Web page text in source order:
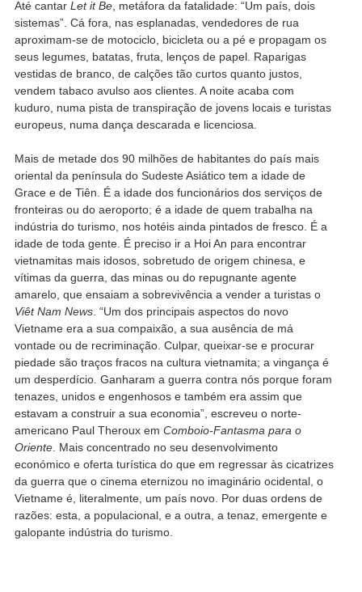
Até cantar Let it Be, metáfora da fatalidade: “Um país, dois
sistemas”. Cá fora, nas esplanadas, vendedores de rua
aproximam-se de motociclo, bicicleta ou a pé e propagam os
seus legumes, batatas, fruta, lenços de papel. Raparigas
vestidas de branco, de calções tão curtos quanto justos,
vendem tabaco avulso aos clientes. A noite acaba com
kuduro, numa pista de transpiração de jovens locais e turistas
europeus, numa dança descarada e licenciosa.
Mais de metade dos 90 milhões de habitantes do país mais
oriental da península do Sudeste Asiático tem a idade de
Grace e de Tiên. É a idade dos funcionários dos serviços de
fronteiras ou do aeroporto; é a idade de quem trabalha na
indústria do turismo, nos hotéis ainda pintados de fresco. É a
idade de toda gente. É preciso ir a Hoi An para encontrar
vietnamitas mais idosos, sobretudo de origem chinesa, e
vítimas da guerra, das minas ou do repugnante agente
amarelo, que ensaiam a sobrevivência a vender a turistas o
Viêt Nam News. “Um dos principais aspectos do novo
Vietname era a sua compaixão, a sua ausência de má
vontade ou de recriminação. Culpar, queixar-se e procurar
piedade são traços fracos na cultura vietnamita; a vingança é
um desperdício. Ganharam a guerra contra nós porque foram
tenazes, unidos e engenhosos e também era assim que
estavam a construir a sua economia”, escreveu o norte-
americano Paul Theroux em Comboio-Fantasma para o
Oriente. Mais concentrado no seu desenvolvimento
económico e oferta turística do que em regressar às cicatrizes
da guerra que o cinema eternizou no imaginário ocidental, o
Vietname é, literalmente, um país novo. Por duas ordens de
razões: esta, a populacional, e a outra, a tenaz, emergente e
galopante indústria do turismo.